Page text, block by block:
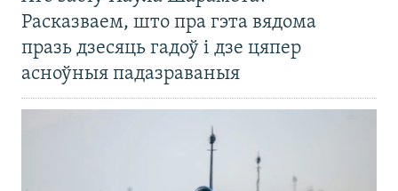
Расказваем, што пра гэта вядома
празь дзесяць гадоў і дзе цяпер
асноўныя падазраваныя